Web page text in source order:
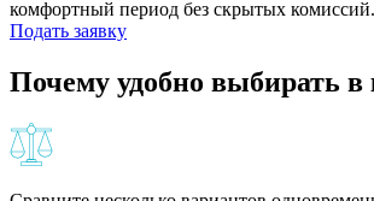
комфортный период без скрытых комиссий.
Подать заявку
Почему удобно выбирать в